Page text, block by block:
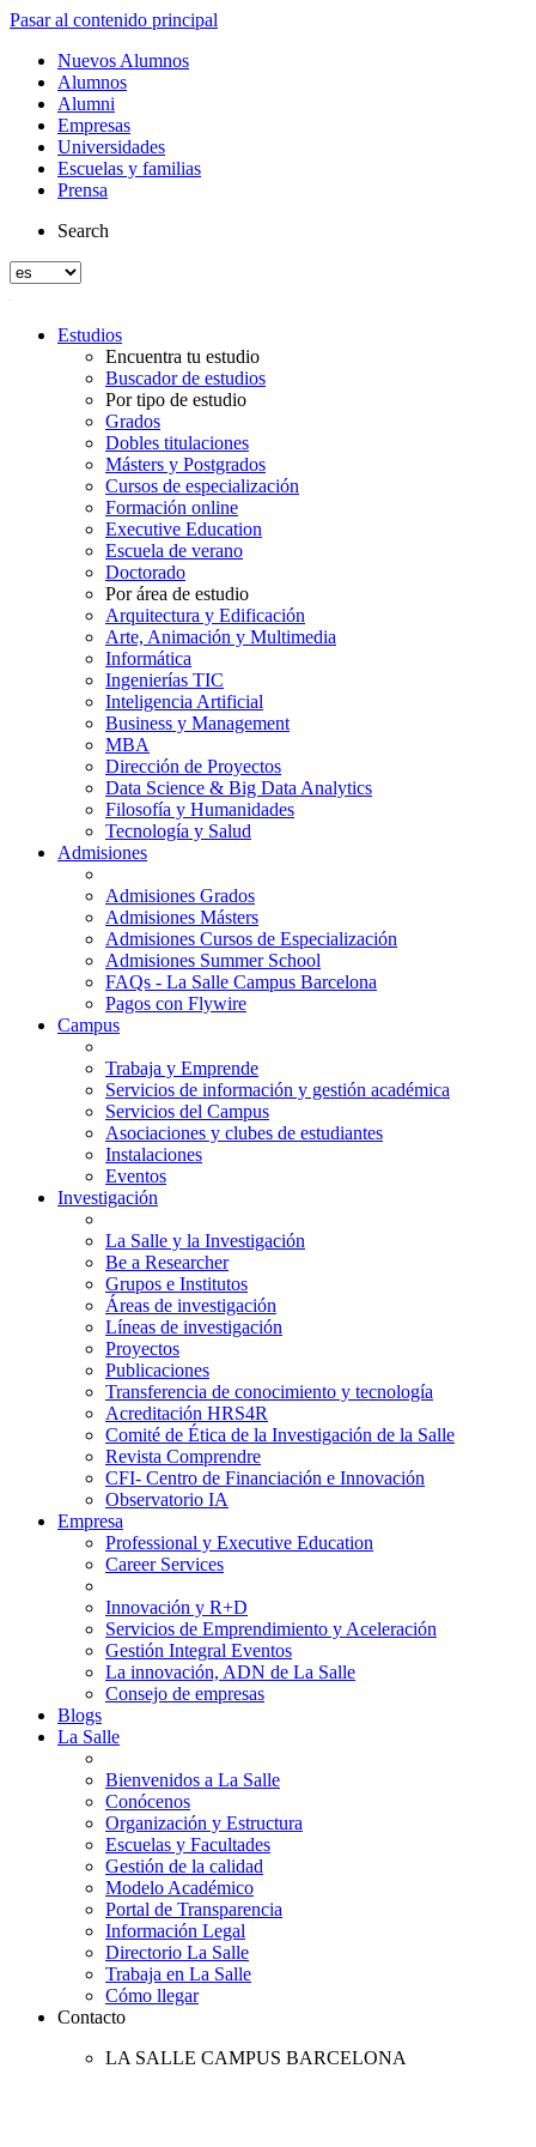
Pasar al contenido principal
Nuevos Alumnos
Alumnos
Alumni
Empresas
Universidades
Escuelas y familias
Prensa
Search
Estudios
Encuentra tu estudio
Buscador de estudios
Por tipo de estudio
Grados
Dobles titulaciones
Másters y Postgrados
Cursos de especialización
Formación online
Executive Education
Escuela de verano
Doctorado
Por área de estudio
Arquitectura y Edificación
Arte, Animación y Multimedia
Informática
Ingenierías TIC
Inteligencia Artificial
Business y Management
MBA
Dirección de Proyectos
Data Science & Big Data Analytics
Filosofía y Humanidades
Tecnología y Salud
Admisiones
Admisiones Grados
Admisiones Másters
Admisiones Cursos de Especialización
Admisiones Summer School
FAQs - La Salle Campus Barcelona
Pagos con Flywire
Campus
Trabaja y Emprende
Servicios de información y gestión académica
Servicios del Campus
Asociaciones y clubes de estudiantes
Instalaciones
Eventos
Investigación
La Salle y la Investigación
Be a Researcher
Grupos e Institutos
Áreas de investigación
Líneas de investigación
Proyectos
Publicaciones
Transferencia de conocimiento y tecnología
Acreditación HRS4R
Comité de Ética de la Investigación de la Salle
Revista Comprendre
CFI- Centro de Financiación e Innovación
Observatorio IA
Empresa
Professional y Executive Education
Career Services
Innovación y R+D
Servicios de Emprendimiento y Aceleración
Gestión Integral Eventos
La innovación, ADN de La Salle
Consejo de empresas
Blogs
La Salle
Bienvenidos a La Salle
Conócenos
Organización y Estructura
Escuelas y Facultades
Gestión de la calidad
Modelo Académico
Portal de Transparencia
Información Legal
Directorio La Salle
Trabaja en La Salle
Cómo llegar
Contacto
LA SALLE CAMPUS BARCELONA